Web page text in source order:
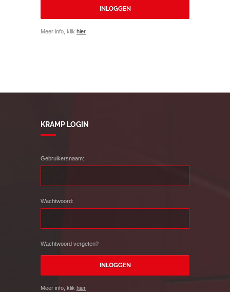
Meer info, klik hier
KRAMP LOGIN
Gebruikersnaam:
Wachtwoord:
Wachtwoord vergeten?
Meer info, klik hier